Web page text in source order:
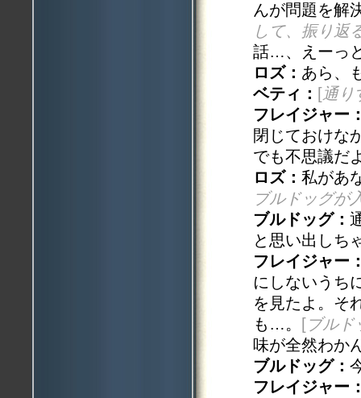
んが問題を解
して、振り返
話…、えーっ
ロズ： あら、
ベティ： [通り
フレイジャー
閉じておけな
でも不思議だ
ロズ： 私があ
ブルドッグが
ブルドッグ：
と思い出しち
フレイジャー
にしないうち
を見たよ。そ
も…。
[ブル
味が全然わか
ブルドッグ：
フレイジャー